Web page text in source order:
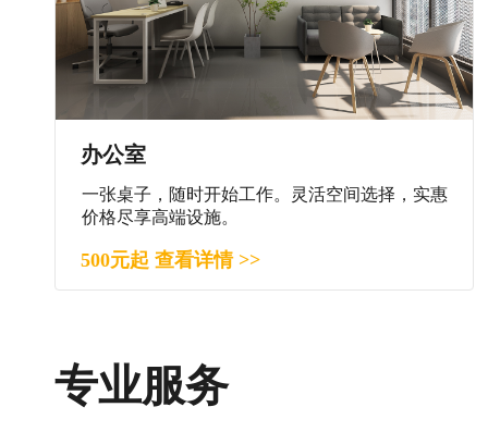
办公室
一张桌子，随时开始工作。灵活空间选择，实惠
价格尽享高端设施。
500元起 查看详情 >>
专业服务